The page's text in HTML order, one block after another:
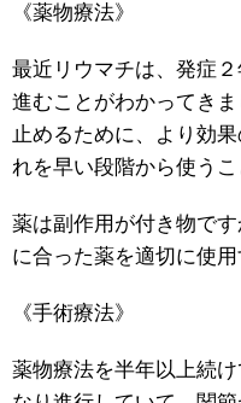
《薬物療法》
最近リウマチは、発症
進むことがわかってき
止めるために、より効
れを早い段階から使う
薬は副作用が付き物で
に合った薬を適切に使用
《手術療法》
薬物療法を半年以上続